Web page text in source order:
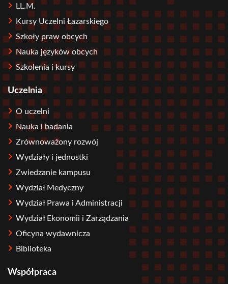
LL.M.
Kursy Uczelni Łazarskiego
Szkoły praw obcych
Nauka języków obcych
Szkolenia i kursy
Uczelnia
O uczelni
Nauka i badania
Zrównoważony rozwój
Wydziały i jednostki
Zwiedzanie kampusu
Wydział Medyczny
Wydział Prawa i Administracji
Wydział Ekonomii i Zarządzania
Oficyna wydawnicza
Biblioteka
Współpraca